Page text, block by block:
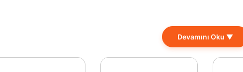
Devamını Oku ▼